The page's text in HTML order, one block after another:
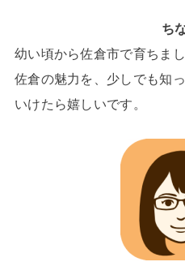
ち
幼い頃から佐倉市で育ちま
佐倉の魅力を、少しでも知
いけたら嬉しいです。